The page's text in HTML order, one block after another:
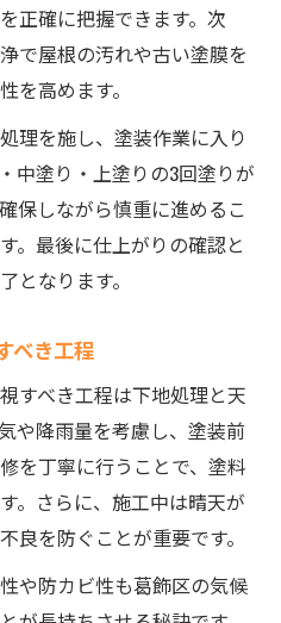
正確に把握できます。次
で屋根の汚れや古い塗膜を
を高めます。
理を施し、塗装作業に入り
中塗り・上塗りの3回塗りが
保しながら慎重に進めるこ
。最後に仕上がりの確認と
となります。
べき工程
すべき工程は下地処理と天
や降雨量を考慮し、塗装前
を丁寧に行うことで、塗料
。さらに、施工中は晴天が
良を防ぐことが重要です。
や防カビ性も葛飾区の気候